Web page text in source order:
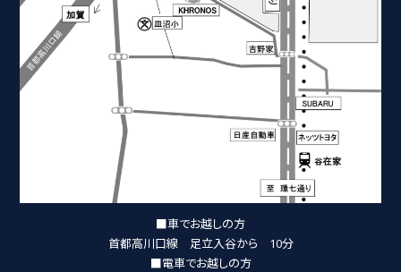
■車でお越しの方
首都高川口線 足立入谷から 10分
■電車でお越しの方